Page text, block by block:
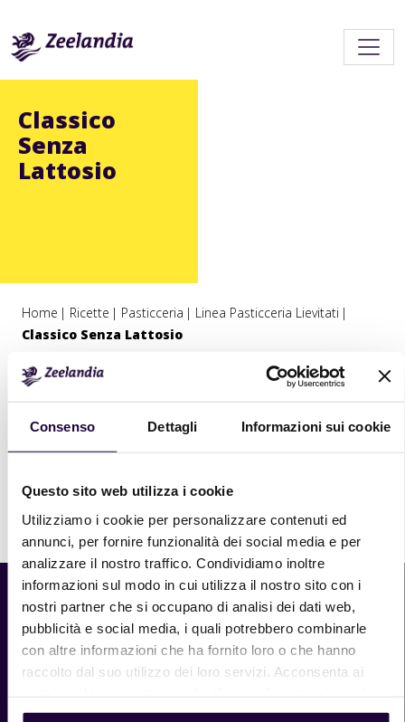
Consenso Dettagli Informazioni sui cookie
Questo sito web utilizza i cookie
Utilizziamo i cookie per personalizzare contenuti ed
annunci, per fornire funzionalità dei social media e per
analizzare il nostro traffico. Condividiamo inoltre
informazioni sul modo in cui utilizza il nostro sito con i
nostri partner che si occupano di analisi dei dati web,
pubblicità e social media, i quali potrebbero combinarle
con altre informazioni che ha fornito loro o che hanno
raccolto dal suo utilizzo dei loro servizi. Acconsenta ai
Classico
Senza
Lattosio
Home Ricette Pasticceria
Linea Pasticceria Lievitati
Classico Senza Lattosio
Classico Senza Lattosio con margarina
Stampa
Home
Prodotti
Chi siamo
Ricette